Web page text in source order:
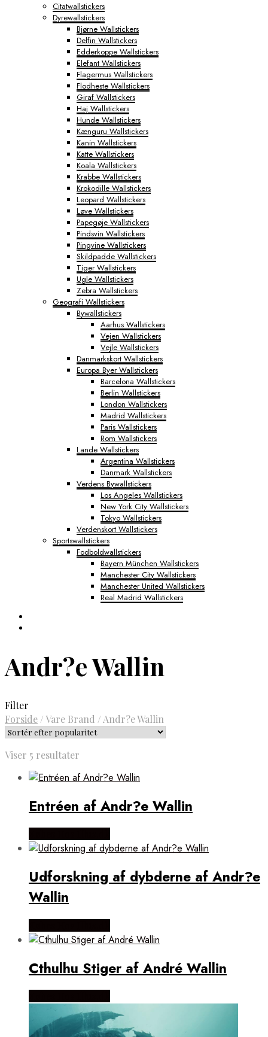
Citatwallstickers
Dyrewallstickers
Bjørne Wallstickers
Delfin Wallstickers
Edderkoppe Wallstickers
Elefant Wallstickers
Flagermus Wallstickers
Flodheste Wallstickers
Giraf Wallstickers
Haj Wallstickers
Hunde Wallstickers
Kænguru Wallstickers
Kanin Wallstickers
Katte Wallstickers
Koala Wallstickers
Krabbe Wallstickers
Krokodille Wallstickers
Leopard Wallstickers
Løve Wallstickers
Papegøje Wallstickers
Pindsvin Wallstickers
Pingvine Wallstickers
Skildpadde Wallstickers
Tiger Wallstickers
Ugle Wallstickers
Zebra Wallstickers
Geografi Wallstickers
Bywallstickers
Aarhus Wallstickers
Vejen Wallstickers
Vejle Wallstickers
Danmarkskort Wallstickers
Europa Byer Wallstickers
Barcelona Wallstickers
Berlin Wallstickers
London Wallstickers
Madrid Wallstickers
Paris Wallstickers
Rom Wallstickers
Lande Wallstickers
Argentina Wallstickers
Danmark Wallstickers
Verdens Bywallstickers
Los Angeles Wallstickers
New York City Wallstickers
Tokyo Wallstickers
Verdenskort Wallstickers
Sportswallstickers
Fodboldwallstickers
Bayern München Wallstickers
Manchester City Wallstickers
Manchester United Wallstickers
Real Madrid Wallstickers
Andr?e Wallin
Filter
Forside /Vare Brand / Andr?e Wallin
Viser 5 resultater
popularitet
Entréen af Andr?e Wallin
Udforskning af dybderne af Andr?e
Wallin
Cthulhu Stiger af André Wallin